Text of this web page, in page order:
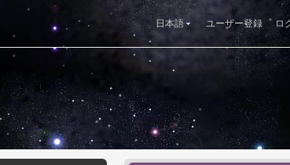
日本語 ユーザー登録 ロ